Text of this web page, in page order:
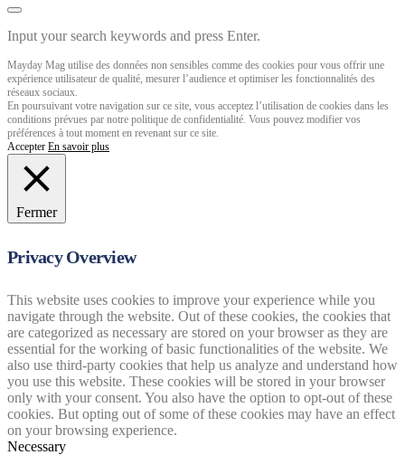
Input your search keywords and press Enter.
Mayday Mag utilise des données non sensibles comme des cookies pour vous offrir une
expérience utilisateur de qualité, mesurer l’audience et optimiser les fonctionnalités des
réseaux sociaux.
En poursuivant votre navigation sur ce site, vous acceptez l’utilisation de cookies dans les
conditions prévues par notre politique de confidentialité. Vous pouvez modifier vos
préférences à tout moment en revenant sur ce site.
Accepter En savoir plus
Fermer
Privacy Overview
This website uses cookies to improve your experience while you
navigate through the website. Out of these cookies, the cookies that
are categorized as necessary are stored on your browser as they are
essential for the working of basic functionalities of the website. We
also use third-party cookies that help us analyze and understand how
you use this website. These cookies will be stored in your browser
only with your consent. You also have the option to opt-out of these
cookies. But opting out of some of these cookies may have an effect
on your browsing experience.
Necessary